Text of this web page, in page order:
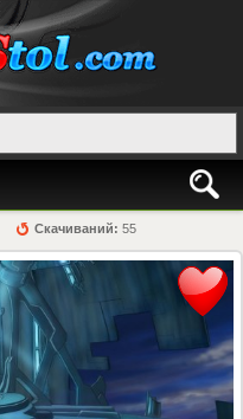
Скачиваний: 55